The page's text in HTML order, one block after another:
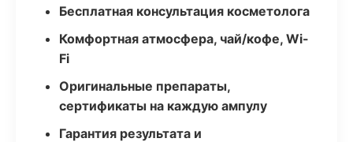
Бесплатная консультация косметолога
Комфортная атмосфера, чай/кофе, Wi-
Fi
Оригинальные препараты,
сертификаты на каждую ампулу
Гарантия результата и